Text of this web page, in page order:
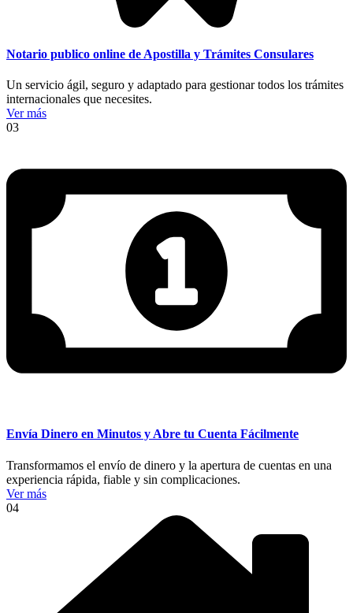
Notario publico online de Apostilla y Trámites Consulares
Un servicio ágil, seguro y adaptado para gestionar todos los trámites
internacionales que necesites.
Ver más
03
Envía Dinero en Minutos y Abre tu Cuenta Fácilmente
Transformamos el envío de dinero y la apertura de cuentas en una
experiencia rápida, fiable y sin complicaciones.
Ver más
04